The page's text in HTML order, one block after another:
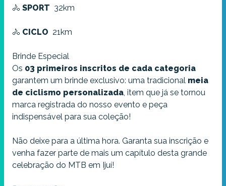
R$ 70,00
E-bike
R$ 100,00
Dupla Mista
R$ 120,00
🚴 SPORT 32km
🚴 CICLO 21km
Brinde Especial
Os 03 primeiros inscritos de cada categoria
garantem um brinde exclusivo: uma tradicional meia
de ciclismo personalizada, item que já se tornou
marca registrada do nosso evento e peça
indispensável para sua coleção!
Não deixe para a última hora. Garanta sua inscrição e
venha fazer parte de mais um capítulo desta grande
celebração do MTB em Ijuí!